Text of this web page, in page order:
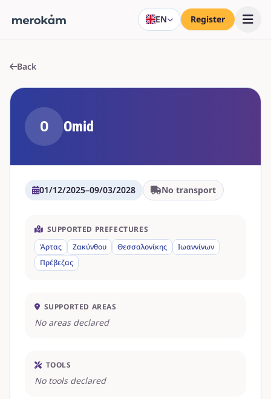
EN Register
Back
O Omid
01/12/2025–09/03/2028 No transport
SUPPORTED PREFECTURES
Άρτας
Ζακύνθου Θεσσαλονίκης
Ιωαννίνων
Πρέβεζας
SUPPORTED AREAS
No areas declared
TOOLS
No tools declared